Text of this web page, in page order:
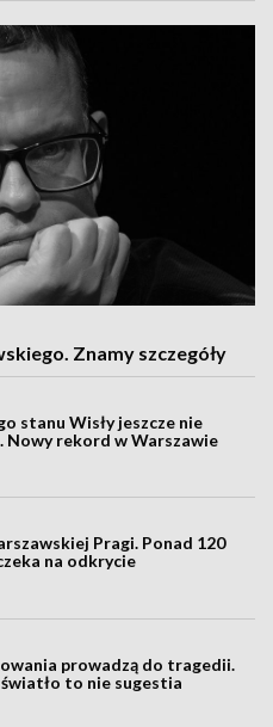
Znamy szczegóły
stanu Wisły jeszcze nie
Nowy rekord w Warszawie
Pragi. Ponad 120
na odkrycie
prowadzą do tragedii.
to nie sugestia